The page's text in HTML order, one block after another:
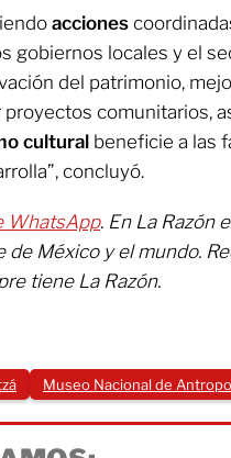
acciones
gobiernos locales y el
del patrimonio,
comunitarios,
cultural beneficie a las
concluyó.
WhatsApp. En La Razón
México y el mundo.
tiene La Razón.
Museo Nacional de